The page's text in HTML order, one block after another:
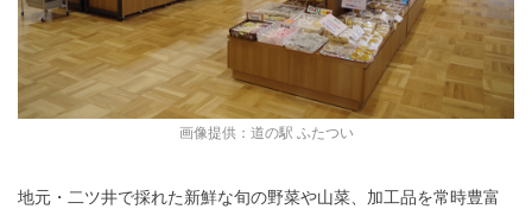
画像提供：道の駅 ふたつい
地元・二ツ井で採れた新鮮な旬の野菜や山菜、加工品を常時豊富